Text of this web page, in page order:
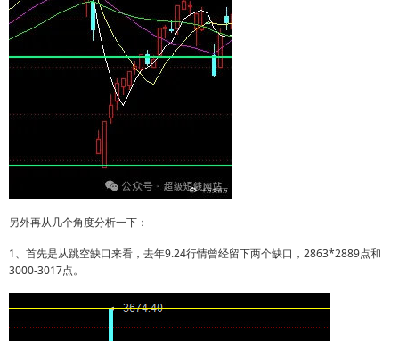
另外再从几个角度分析一下：
1、首先是从跳空缺口来看，去年9.24行情曾经留下两个缺口，2863*2889点和
3000-3017点。